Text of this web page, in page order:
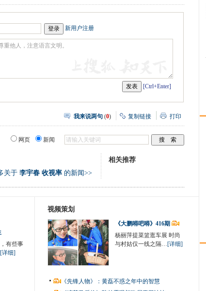
新用户注册
[Ctrl+Enter]
我来说两句 (0) 复制链接 打印
网页 新闻
关于 李宇春 收视率的新闻>>
相关推荐
有些事
[详细]
视频策划
《大鹏嘚吧嘚》416期
杨丽萍提菜篮逛车展 时尚
与村姑仅一线之隔…[详细]
《先锋人物》：黄磊不惑之年中的智慧